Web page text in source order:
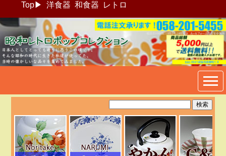
Top▶ 洋食器 和食器 レトロ
昭和レトロポップ食器生活雑
貨通販＠フリマート